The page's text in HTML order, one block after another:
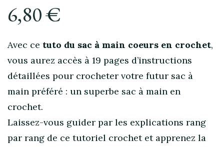
6,80€
Avec ce tuto du sac à main coeurs en crochet,
vous aurez accès à 19 pages d’instructions
détaillées pour crocheter votre futur sac à
main préféré : un superbe sac à main en
crochet.
Laissez-vous guider par les explications rang
par rang de ce tutoriel crochet et apprenez la